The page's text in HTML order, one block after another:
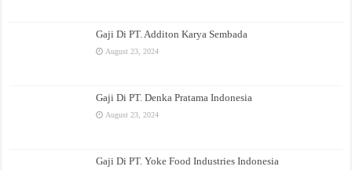
Gaji Di PT. Additon Karya Sembada
August 23, 2024
Gaji Di PT. Denka Pratama Indonesia
August 23, 2024
Gaji Di PT. Yoke Food Industries Indonesia